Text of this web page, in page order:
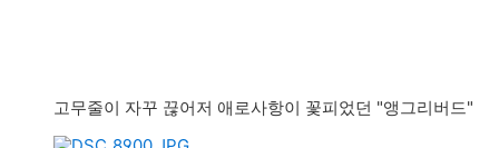
고무줄이 자꾸 끊어저 애로사항이 꽃피었던 "앵그리버드"